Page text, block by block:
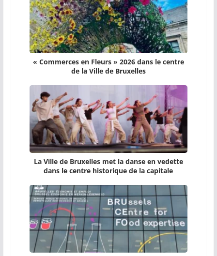
« Commerces en Fleurs » 2026 dans le centre
de la Ville de Bruxelles
La Ville de Bruxelles met la danse en vedette
dans le centre historique de la capitale